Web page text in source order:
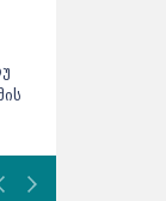
აღარ
მხოლოდ